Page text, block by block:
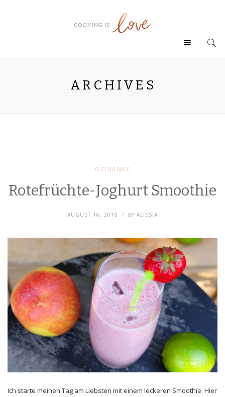
ARCHIVES
GETRÄNKE
Rotefrüchte-Joghurt Smoothie
AUGUST 16, 2016 BY ALISSIA
Ich starte meinen Tag am Liebsten mit einem leckeren Smoothie. Hier